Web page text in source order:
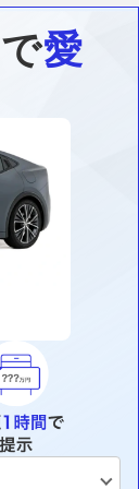
で愛